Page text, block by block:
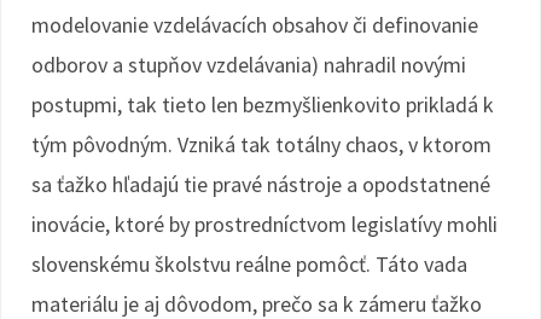
modelovanie vzdelávacích obsahov či definovanie
odborov a stupňov vzdelávania) nahradil novými
postupmi, tak tieto len bezmyšlienkovito prikladá k
tým pôvodným. Vzniká tak totálny chaos, v ktorom
sa ťažko hľadajú tie pravé nástroje a opodstatnené
inovácie, ktoré by prostredníctvom legislatívy mohli
slovenskému školstvu reálne pomôcť. Táto vada
materiálu je aj dôvodom, prečo sa k zámeru ťažko